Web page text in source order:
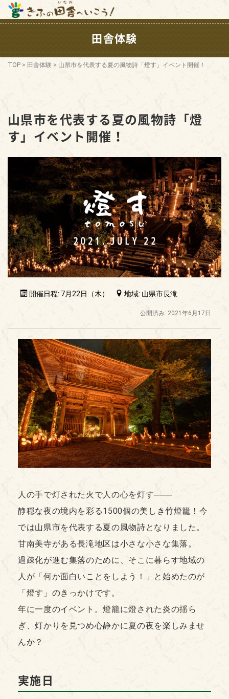
田舎体験
TOP > 田舎体験 > 山県市を代表する夏の風物詩「燈す」イベント開催！
山県市を代表する夏の風物詩「燈
す」イベント開催！
開催日程: 7月22日（木） 地域: 山県市長滝
公開済み: 2021年6月17日
人の手で灯された火で人の心を灯す───
静穏な夜の境内を彩る1500個の美しき竹燈籠！今
では山県市を代表する夏の風物詩となりました。
甘南美寺がある長滝地区は小さな小さな集落。
過疎化が進む集落のために、そこに暮らす地域の
人が「何か面白いことをしよう！」と始めたのが
「燈す」のきっかけです。
年に一度のイベント。燈籠に燈された炎の揺ら
ぎ、灯かりを見つめ心静かに夏の夜を楽しみませ
んか？
実施日